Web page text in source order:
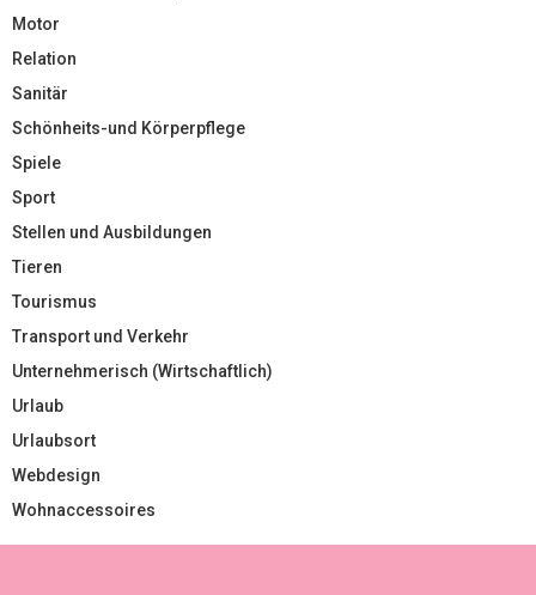
Motor
Relation
Sanitär
Schönheits-und Körperpflege
Spiele
Sport
Stellen und Ausbildungen
Tieren
Tourismus
Transport und Verkehr
Unternehmerisch (Wirtschaftlich)
Urlaub
Urlaubsort
Webdesign
Wohnaccessoires